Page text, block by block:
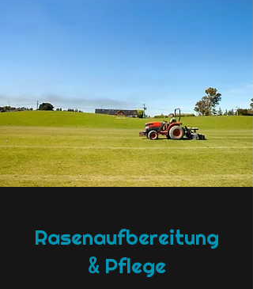
Rasenaufbereitung
& Pflege